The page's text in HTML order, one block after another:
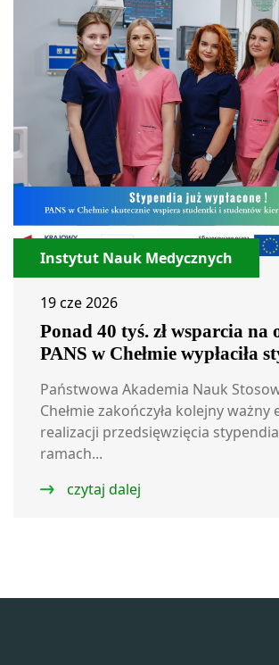
Instytut Nauk Medycznych
19 cze 2026
Ponad 40 tyś. zł wsparcia na
PANS w Chełmie wypłaciła
Państwowa Akademia Nauk
Chełmie zakończyła kolejny ważny
realizacji przedsięwzięcia
ramach...
czytaj dalej